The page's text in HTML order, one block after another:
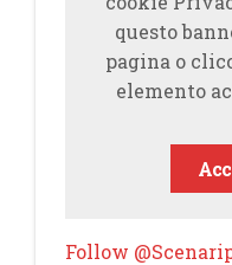
questo
pagina o
elemento
Follow